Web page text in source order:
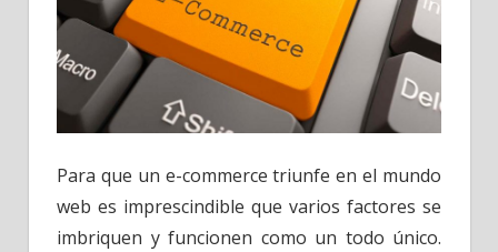
Para que un e-commerce triunfe en el mundo
web es imprescindible que varios factores se
imbriquen y funcionen como un todo único.